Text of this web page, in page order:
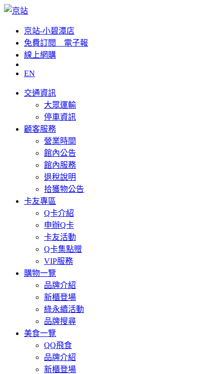
京站-小碧潭店
免費訂閱__電子報
線上網購
EN
交通資訊
大眾運輸
停車資訊
顧客服務
營業時間
館內公告
館內服務
退稅說明
拾獲物公告
卡友專區
Q卡介紹
申辦Q卡
卡友活動
Q卡集點贈
VIP服務
購物一覽
品牌介紹
新櫃登場
綠永續活動
品牌搜尋
美食一覽
QQ飛食
品牌介紹
新櫃登場